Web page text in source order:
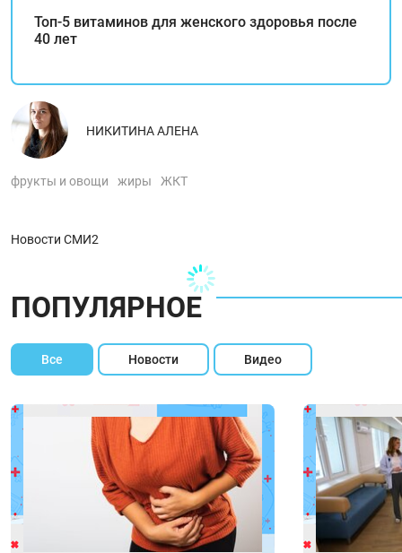
Топ-5 витаминов для женского здоровья после
40 лет
НИКИТИНА АЛЕНА
фрукты и овощи жиры ЖКТ
Новости СМИ2
ПОПУЛЯРНОЕ
Все Новости Видео